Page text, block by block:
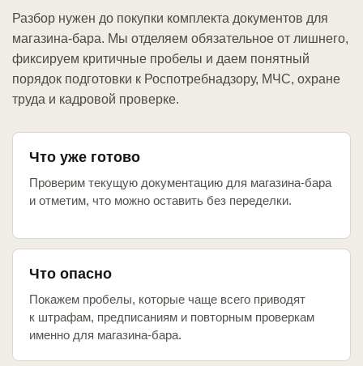
Разбор нужен до покупки комплекта документов для
магазина-бара. Мы отделяем обязательное от лишнего,
фиксируем критичные пробелы и даем понятный
порядок подготовки к Роспотребнадзору, МЧС, охране
труда и кадровой проверке.
Что уже готово
Проверим текущую документацию для магазина-бара
и отметим, что можно оставить без переделки.
Что опасно
Покажем пробелы, которые чаще всего приводят
к штрафам, предписаниям и повторным проверкам
именно для магазина-бара.